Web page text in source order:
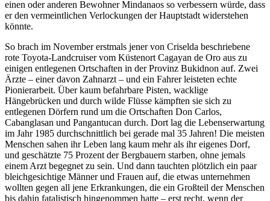
einen oder anderen Bewohner Mindanaos so verbessern würde, dass
er den vermeintlichen Verlockungen der Hauptstadt widerstehen
könnte.
So brach im November erstmals jener von Criselda beschriebene
rote Toyota-Landcruiser vom Küstenort Cagayan de Oro aus zu
einigen entlegenen Ortschaften in der Provinz Bukidnon auf. Zwei
Ärzte – einer davon Zahnarzt – und ein Fahrer leisteten echte
Pionierarbeit. Über kaum befahrbare Pisten, wacklige
Hängebrücken und durch wilde Flüsse kämpften sie sich zu
entlegenen Dörfern rund um die Ortschaften Don Carlos,
Cabanglasan und Pangantucan durch. Dort lag die Lebenserwartung
im Jahr 1985 durchschnittlich bei gerade mal 35 Jahren! Die meisten
Menschen sahen ihr Leben lang kaum mehr als ihr eigenes Dorf,
und geschätzte 75 Prozent der Bergbauern starben, ohne jemals
einem Arzt begegnet zu sein. Und dann tauchten plötzlich ein paar
bleichgesichtige Männer und Frauen auf, die etwas unternehmen
wollten gegen all jene Erkrankungen, die ein Großteil der Menschen
bis dahin fatalistisch hingenommen hatte – erst recht, wenn der